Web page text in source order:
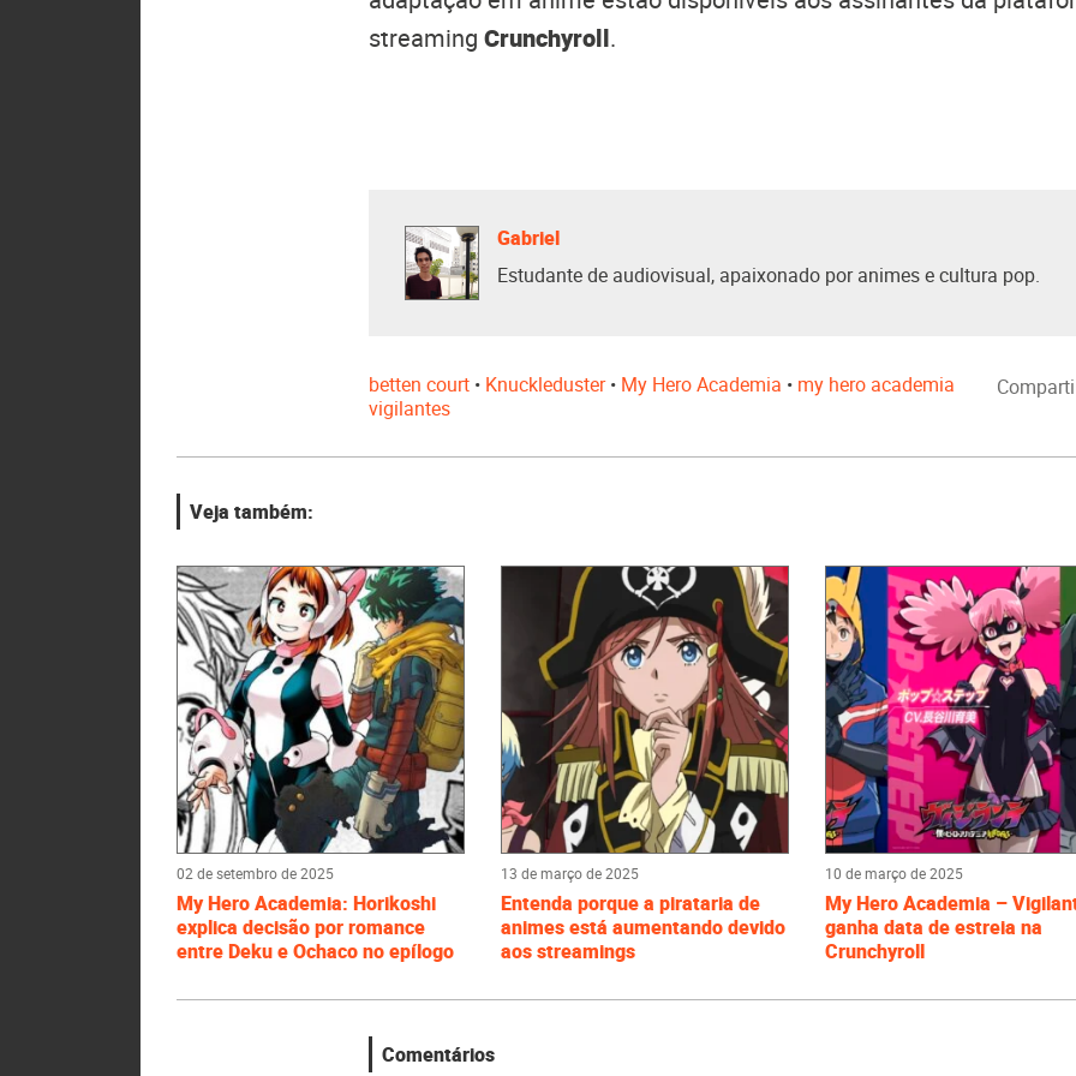
streaming Crunchyroll.
Gabriel
Estudante de audiovisual, apaixonado por animes e cultura pop.
betten court • Knuckleduster• My Hero Academia • my hero academia
vigilantes
Veja também:
02 de setembro de 2025
My Hero Academia: Horikoshi
explica decisão por romance
entre Deku e Ochaco no epílogo
13 de março de 2025
Entenda porque a pirataria de
animes está aumentando devido
aos streamings
10 de março de 2025
My Hero Academia –
ganha data de estreia na
Crunchyroll
Comentários